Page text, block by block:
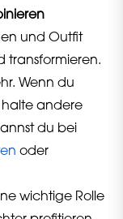
und Outfit
transformieren.
Wenn du
halte andere
du bei
oder
wichtige Rolle